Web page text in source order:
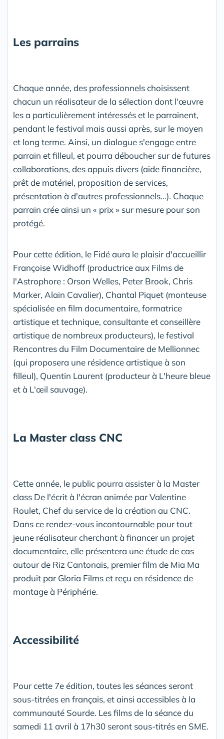
Les parrains
Chaque année, des professionnels choisissent
chacun un réalisateur de la sélection dont l'œuvre
les a particulièrement intéressés et le parrainent,
pendant le festival mais aussi après, sur le moyen
et long terme. Ainsi, un dialogue s'engage entre
parrain et filleul, et pourra déboucher sur de futures
collaborations, des appuis divers (aide financière,
prêt de matériel, proposition de services,
présentation à d'autres professionnels...). Chaque
parrain crée ainsi un « prix » sur mesure pour son
protégé.
Pour cette édition, le Fidé aura le plaisir d'accueillir
Françoise Widhoff (productrice aux Films de
l'Astrophore : Orson Welles, Peter Brook, Chris
Marker, Alain Cavalier), Chantal Piquet (monteuse
spécialisée en film documentaire, formatrice
artistique et technique, consultante et conseillère
artistique de nombreux producteurs), le festival
Rencontres du Film Documentaire de Mellionnec
(qui proposera une résidence artistique à son
filleul), Quentin Laurent (producteur à L'heure bleue
et à L'œil sauvage).
La Master class CNC
Cette année, le public pourra assister à la Master
class De l'écrit à l'écran animée par Valentine
Roulet, Chef du service de la création au CNC.
Dans ce rendez-vous incontournable pour tout
jeune réalisateur cherchant à financer un projet
documentaire, elle présentera une étude de cas
autour de Riz Cantonais, premier film de Mia Ma
produit par Gloria Films et reçu en résidence de
montage à Périphérie.
Accessibilité
Pour cette 7e édition, toutes les séances seront
sous-titrées en français, et ainsi accessibles à la
communauté Sourde. Les films de la séance du
samedi 11 avril à 17h30 seront sous-titrés en SME.